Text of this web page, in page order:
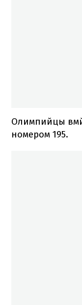
Олимпийцы
номером 195.